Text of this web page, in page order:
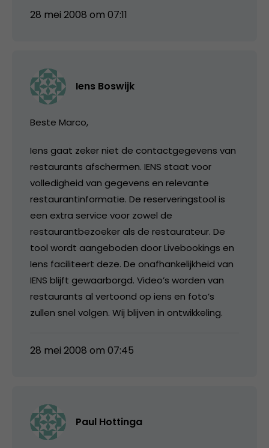
28 mei 2008 om 07:11
Iens Boswijk
Beste Marco,
Iens gaat zeker niet de contactgegevens van
restaurants afschermen. IENS staat voor
volledigheid van gegevens en relevante
restaurantinformatie. De reserveringstool is
een extra service voor zowel de
restaurantbezoeker als de restaurateur. De
tool wordt aangeboden door Livebookings en
Iens faciliteert deze. De onafhankelijkheid van
IENS blijft gewaarborgd. Video’s worden van
restaurants al vertoond op iens en foto’s
zullen snel volgen. Wij blijven in ontwikkeling.
28 mei 2008 om 07:45
Paul Hottinga